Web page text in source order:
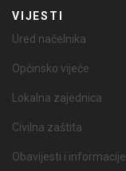
VIJESTI
Ured načelnika
Općinsko vijeće
Lokalna zajednica
Civilna zaštita
Obavijesti i informacije